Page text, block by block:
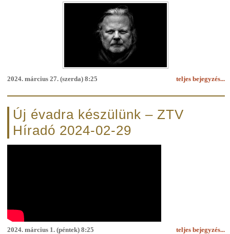
teljes bejegyzés...
2024. március 27. (szerda) 8:25
Új évadra készülünk – ZTV
Híradó 2024-02-29
teljes bejegyzés...
2024. március 1. (péntek) 8:25